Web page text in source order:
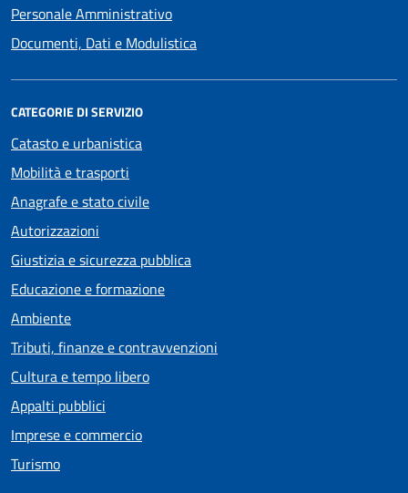
Personale Amministrativo
Documenti, Dati e Modulistica
CATEGORIE DI SERVIZIO
Catasto e urbanistica
Mobilità e trasporti
Anagrafe e stato civile
Autorizzazioni
Giustizia e sicurezza pubblica
Educazione e formazione
Ambiente
Tributi, finanze e contravvenzioni
Cultura e tempo libero
Appalti pubblici
Imprese e commercio
Turismo